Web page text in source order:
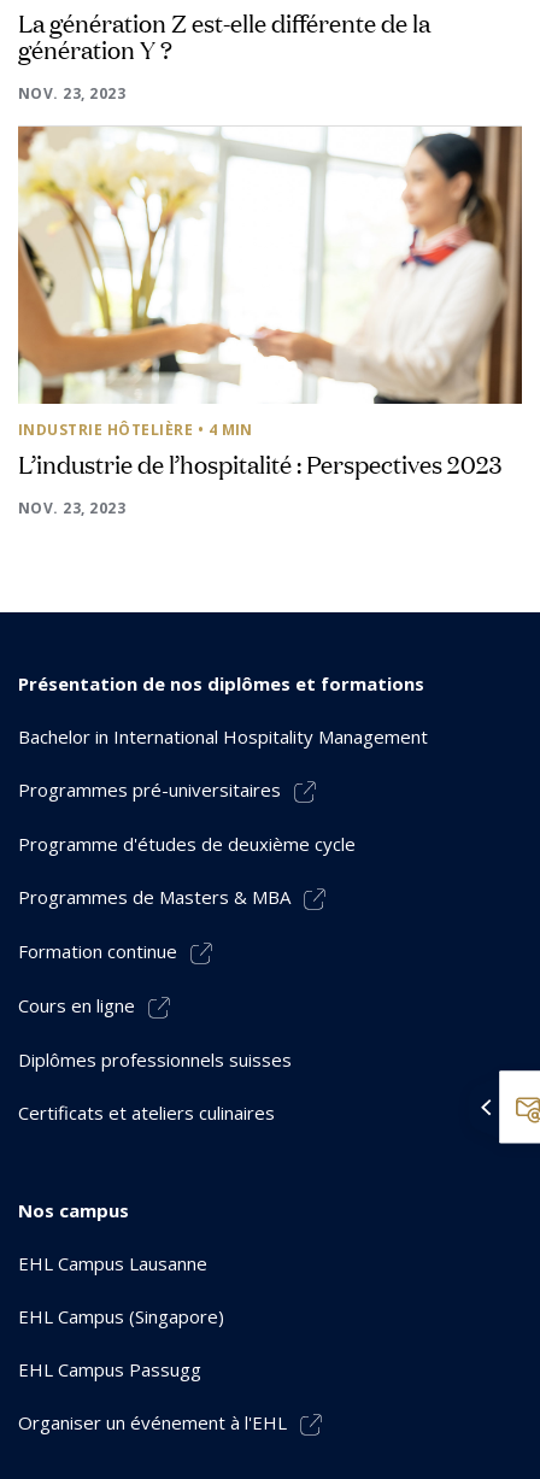
La génération Z est-elle différente de la
génération Y ?
NOV. 23, 2023
INDUSTRIE HÔTELIÈRE • 4 MIN
L’industrie de l’hospitalité : Perspectives 2023
NOV. 23, 2023
Présentation de nos diplômes et formations
Bachelor in International Hospitality Management
Programmes pré-universitaires
Programme d'études de deuxième cycle
Programmes de Masters & MBA
Formation continue
Cours en ligne
Diplômes professionnels suisses
Certificats et ateliers culinaires
Nos campus
EHL Campus Lausanne
EHL Campus (Singapore)
EHL Campus Passugg
Organiser un événement à l'EHL